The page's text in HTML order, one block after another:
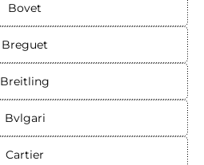
Bovet
Breguet
Breitling
Bvlgari
Cartier